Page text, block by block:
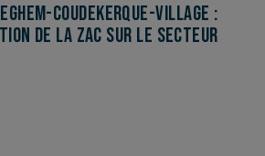
Coudekerque-Village :
de la ZAC sur le secteur